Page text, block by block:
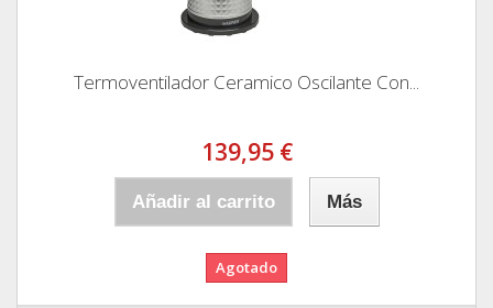
Termoventilador Ceramico Oscilante Con...
139,95 €
Añadir al carrito Más
Agotado